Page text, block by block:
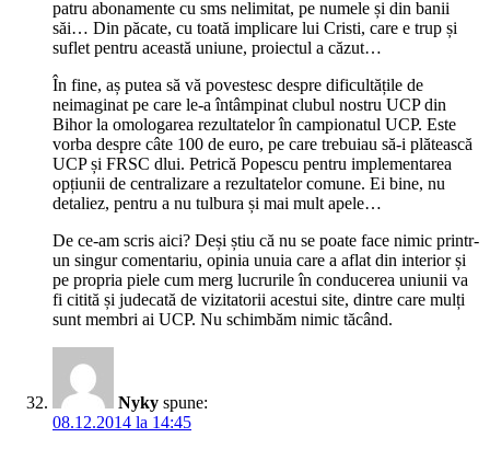
patru abonamente cu sms nelimitat, pe numele și din banii
săi… Din păcate, cu toată implicare lui Cristi, care e trup și
suflet pentru această uniune, proiectul a căzut…
În fine, aș putea să vă povestesc despre dificultățile de
neimaginat pe care le-a întâmpinat clubul nostru UCP din
Bihor la omologarea rezultatelor în campionatul UCP. Este
vorba despre câte 100 de euro, pe care trebuiau să-i plătească
UCP și FRSC dlui. Petrică Popescu pentru implementarea
opțiunii de centralizare a rezultatelor comune. Ei bine, nu
detaliez, pentru a nu tulbura și mai mult apele…
De ce-am scris aici? Deși știu că nu se poate face nimic printr-
un singur comentariu, opinia unuia care a aflat din interior și
pe propria piele cum merg lucrurile în conducerea uniunii va
fi citită și judecată de vizitatorii acestui site, dintre care mulți
sunt membri ai UCP. Nu schimbăm nimic tăcând.
Nyky spune:
08.12.2014 la 14:45